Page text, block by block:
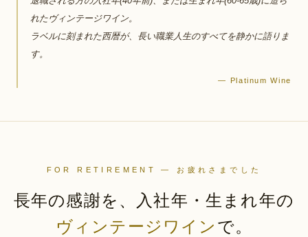
れたヴィンテージワイン。
ラベルに刻まれた西暦が、長い職業人生のすべてを静かに語りま
す。
— Platinum Wine
FOR RETIREMENT — お疲れさまでした
長年の感謝を、
入社年・生まれ年の
ヴィンテージワイン で。